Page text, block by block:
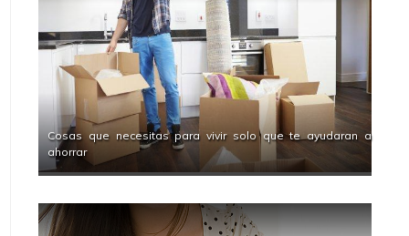
Cosas que necesitas para vivir solo que te ayudaran a
ahorrar